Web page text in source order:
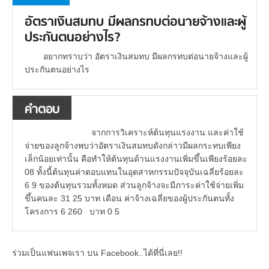
อัตราเงินสมทบ มีผลกรทบต่อนายจ้างและผู้
ประกันตนอย่างไร?
อยากทราบว่า อัตราเงินสมทบ มีผลกรทบต่อนายจ้างและผู้
ประกันตนอย่างไร
คำตอบ
จากการวิเคราะห์ต้นทุนแรงงาน และค่าใช้
จ่ายของลูกจ้างพบว่าอัตราเงินสมทบดังกล่าวมีผลกระทบเพียง
เล็กน้อยเท่านั้น คือทำให้ต้นทุนด้านแรงงานเพิ่มขึ้นเพียงร้อยละ
08 ทั้งนี้ต้นทุนค่าตอบแทนในอุตสาหกรรมปัจจุบันเฉลี่ยร้อยละ
6 9 ของต้นทุนรวมทั้งหมด ส่วนลูกจ้างจะมีภาระค่าใช้จ่ายเพิ่ม
ขึ้นคนละ 31 25 บาท เดือน ค่าจ้างเฉลี่ยของผู้ประกันตนทั้ง
โครงการ 6 260 บาท 0 5
ร่วมเป็นแฟนเพจเรา บน Facebook..ได้ที่นี่เลย!!